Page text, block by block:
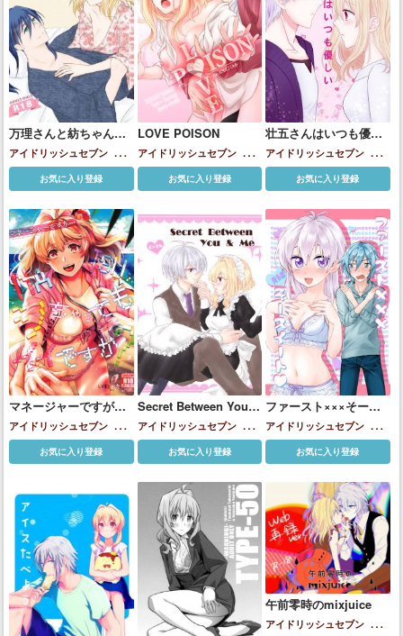
万理さんと紡ちゃんの
しっぽり湯けむり二人
旅
アイドリッシュセブン 小鳥
遊紡
お気に入り登録
LOVE POISON
アイドリッシュセブン 小鳥
遊紡
お気に入り登録
壮五さんはいつも優し
い
アイドリッシュセブン 小鳥
遊紡
お気に入り登録
マネージャーですが…
NATSUシちゃってもイ
イですか？
アイドリッシュセブン 小鳥
遊紡
お気に入り登録
Secret Between You &
Me
アイドリッシュセブン 小鳥
遊紡
お気に入り登録
ファースト×××そース
イート♥
アイドリッシュセブン 逢坂
壮五(女体化)
お気に入り登録
午前零時のmixjuice
アイドリッシュセブン 小鳥